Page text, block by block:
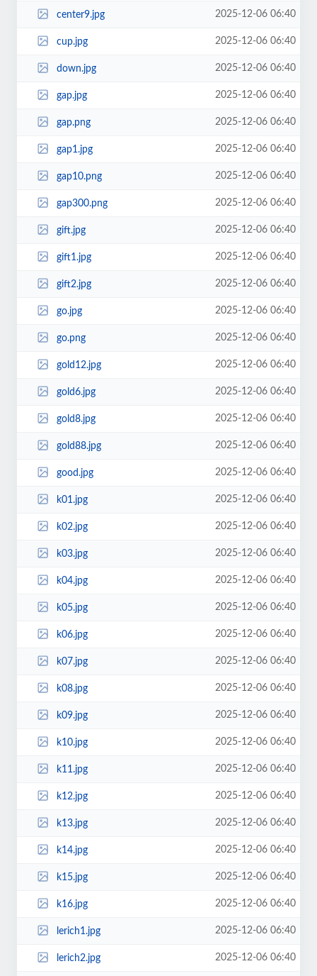
center9.jpg 2025-12-06 06:40
cup.jpg 2025-12-06 06:40
down.jpg 2025-12-06 06:40
gap.jpg 2025-12-06 06:40
gap.png 2025-12-06 06:40
gap1.jpg 2025-12-06 06:40
gap10.png 2025-12-06 06:40
gap300.png 2025-12-06 06:40
gift.jpg 2025-12-06 06:40
gift1.jpg 2025-12-06 06:40
gift2.jpg 2025-12-06 06:40
go.jpg 2025-12-06 06:40
go.png 2025-12-06 06:40
gold12.jpg 2025-12-06 06:40
gold6.jpg 2025-12-06 06:40
gold8.jpg 2025-12-06 06:40
gold88.jpg 2025-12-06 06:40
good.jpg 2025-12-06 06:40
k01.jpg 2025-12-06 06:40
k02.jpg 2025-12-06 06:40
k03.jpg 2025-12-06 06:40
k04.jpg 2025-12-06 06:40
k05.jpg 2025-12-06 06:40
k06.jpg 2025-12-06 06:40
k07.jpg 2025-12-06 06:40
k08.jpg 2025-12-06 06:40
k09.jpg 2025-12-06 06:40
k10.jpg 2025-12-06 06:40
k11.jpg 2025-12-06 06:40
k12.jpg 2025-12-06 06:40
k13.jpg 2025-12-06 06:40
k14.jpg 2025-12-06 06:40
k15.jpg 2025-12-06 06:40
k16.jpg 2025-12-06 06:40
lerich1.jpg 2025-12-06 06:40
lerich2.jpg 2025-12-06 06:40